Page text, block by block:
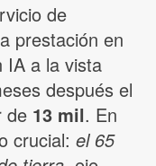
de
prestación en
IA a la vista
después el
de 13 mil. En
crucial: el 65